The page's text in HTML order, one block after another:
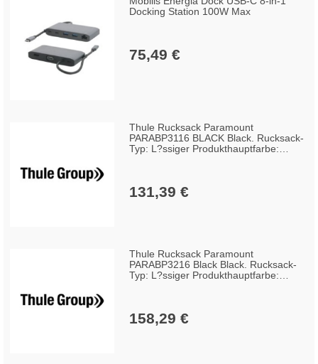
Docking Station 100W Max
75,49 €
Thule Rucksack Paramount
PARABP3116 BLACK Black. Rucksack-
Typ: L?ssiger Produkthauptfarbe:
Verpackungstiefe: 85 Verpackungsh?
he: 510 Material: Nylon Polyester.
131,39 €
Thule Rucksack Paramount
PARABP3216 Black Black. Rucksack-
Typ: L?ssiger Produkthauptfarbe:
Verpackungstiefe: 95 Verpackungsh?
he: 500 Material: Nylon Polyester.
158,29 €